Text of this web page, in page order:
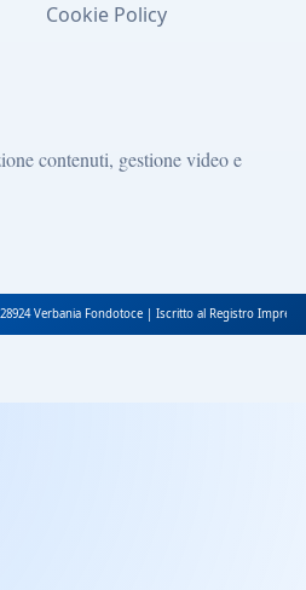
Cookie Policy
contenuti, gestione video e
Verbania Fondotoce | Iscritto al Registro Imprese